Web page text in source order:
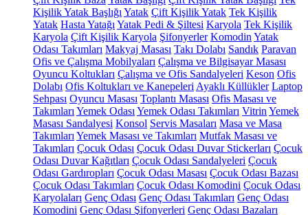
Kişilik Yatak Başlığı Yatak Çift Kişilik Yatak Tek Kişilik
Yatak Hasta Yatağı Yatak Pedi & Şiltesi Karyola Tek Kişilik
Karyola Çift Kişilik Karyola Şifonyerler Komodin Yatak
Odası Takımları Makyaj Masası Takı Dolabı Sandık Paravan
Ofis ve Çalışma Mobilyaları Çalışma ve Bilgisayar Masası
Oyuncu Koltukları Çalışma ve Ofis Sandalyeleri Keson Ofis
Dolabı Ofis Koltukları ve Kanepeleri Ayaklı Küllükler Laptop
Sehpası Oyuncu Masası Toplantı Masası Ofis Masası ve
Takımları Yemek Odası Yemek Odası Takımları Vitrin Yemek
Masası Sandalyesi Konsol Servis Masaları Masa ve Masa
Takımları Yemek Masası ve Takımları Mutfak Masası ve
Takımları Çocuk Odası Çocuk Odası Duvar Stickerları Çocuk
Odası Duvar Kağıtları Çocuk Odası Sandalyeleri Çocuk
Odası Gardıropları Çocuk Odası Masası Çocuk Odası Bazası
Çocuk Odası Takımları Çocuk Odası Komodini Çocuk Odası
Karyolaları Genç Odası Genç Odası Takımları Genç Odası
Komodini Genç Odası Şifonyerleri Genç Odası Bazaları